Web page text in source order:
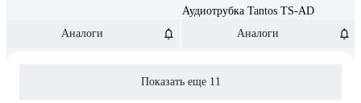
Аналоги
Аудиотрубка Tantos TS-AD
Аналоги
Показать еще 11